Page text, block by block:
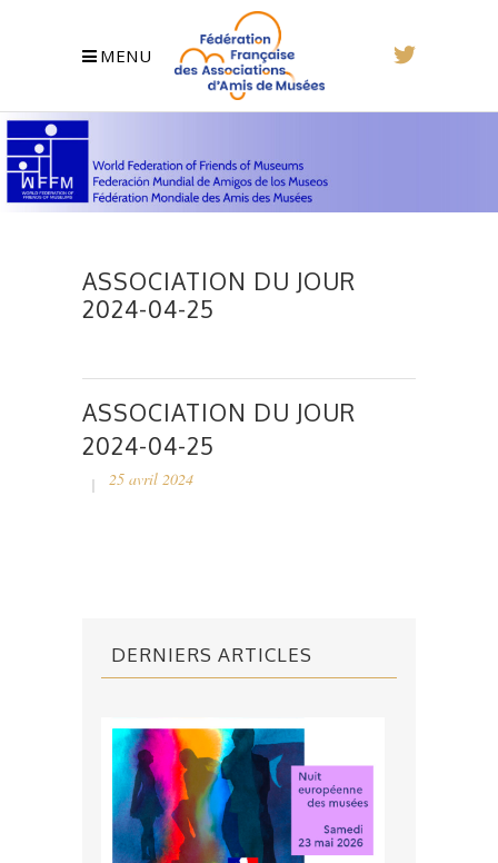
MENU
ASSOCIATION DU JOUR
2024-04-25
ASSOCIATION DU JOUR
2024-04-25
25 avril 2024
DERNIERS ARTICLES